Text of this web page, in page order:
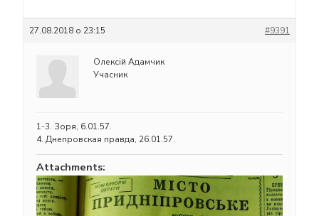
27.08.2018 о 23:15 #9391
Олексій Адамчик
Учасник
1-3. Зоря, 6.01.57.
4. Днепровская правда, 26.01.57.
Attachments: